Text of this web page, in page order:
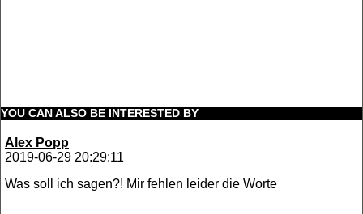
YOU CAN ALSO BE INTERESTED BY
Alex Popp
2019-06-29 20:29:11
Was soll ich sagen?! Mir fehlen leider die Worte